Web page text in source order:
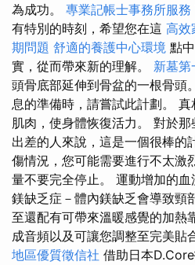
為成功。 專業記帳士事務所服務
有特別的時刻，希望您在這 高效
期問題 舒適的養護中心環境 點
實，從而帶來新的理解。 新墓第
頭骨底部延伸到骨盆的一根骨頭
息的準備時，請嘗試此計劃。
肌肉，使身體恢復活力。 對於
出差的人來說，這是一個很棒的
傷情況，您可能需要進行不太激
量不要完全停止。 運動增加的血
鎂缺乏症－體內鎂缺乏會導致頸
至還配有可帶來溫暖感覺的加熱
成音頻以及可讓您調整至完美貼
地區優質徵信社 借助日本